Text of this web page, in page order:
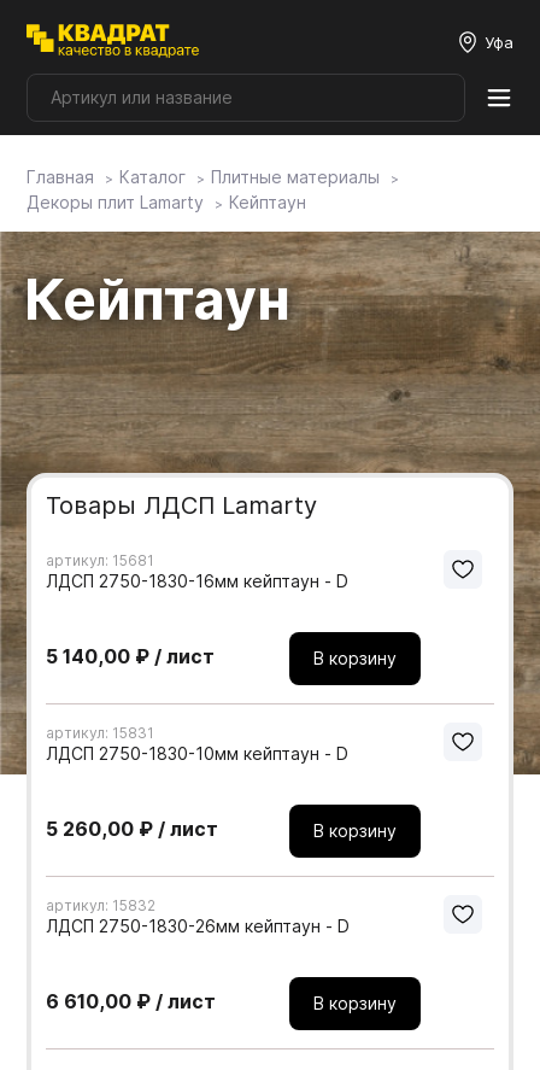
Уфа
Плитные материалы
Фурнитура
Столешницы
Мой ЭГГЕР
Фасады
Мебельные образцы, каталоги
Главная Каталог
Плитные материалы
Декоры плит Lamarty
Кейптаун
Кейптаун
Товары ЛДСП Lamarty
артикул: 15681
ЛДСП 2750-1830-16мм кейптаун - D
5 140,00 ₽ / лист В корзину
артикул: 15831
ЛДСП 2750-1830-10мм кейптаун - D
5 260,00 ₽ / лист В корзину
артикул: 15832
ЛДСП 2750-1830-26мм кейптаун - D
6 610,00 ₽ / лист В корзину